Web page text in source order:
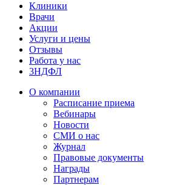
Клиники
Врачи
Акции
Услуги и цены
Отзывы
Работа у нас
3НДФЛ
О компании
Расписание приема
Вебинары
Новости
СМИ о нас
Журнал
Правовые документы
Награды
Партнерам